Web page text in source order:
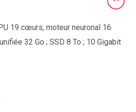
19 cœurs, moteur neuronal 16
32 Go ; SSD 8 To ; 10 Gigabit